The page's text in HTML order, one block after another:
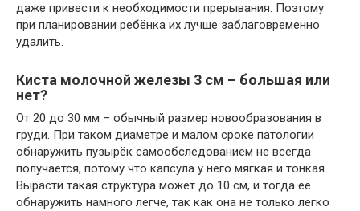
даже привести к необходимости прерывания. Поэтому
при планировании ребёнка их лучше заблаговременно
удалить.
Киста молочной железы 3 см – большая или
нет?
От 20 до 30 мм – обычный размер новообразования в
груди. При таком диаметре и малом сроке патологии
обнаружить пузырёк самообследованием не всегда
получается, потому что капсула у него мягкая и тонкая.
Вырасти такая структура может до 10 см, и тогда её
обнаружить намного легче, так как она не только легко